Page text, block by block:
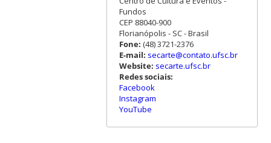
Fundos
CEP 88040-900
Florianópolis - SC - Brasil
Fone: (48) 3721-2376
E-mail: secarte@contato.ufsc.br
Website: secarte.ufsc.br
Redes sociais:
Facebook
Instagram
YouTube